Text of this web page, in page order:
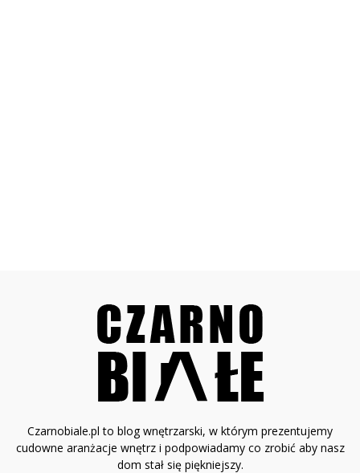
Czarnobiale.pl to blog wnętrzarski, w którym prezentujemy
cudowne aranżacje wnętrz i podpowiadamy co zrobić aby nasz
dom stał się piękniejszy.